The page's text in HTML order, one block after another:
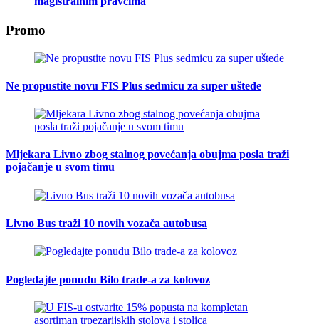
Promo
Ne propustite novu FIS Plus sedmicu za super uštede
Mljekara Livno zbog stalnog povećanja obujma posla traži
pojačanje u svom timu
Livno Bus traži 10 novih vozača autobusa
Pogledajte ponudu Bilo trade-a za kolovoz